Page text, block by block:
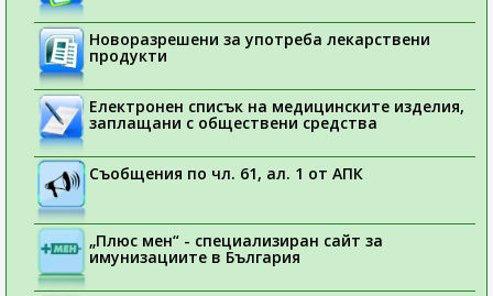
Новоразрешени за употреба лекарствени
продукти
Електронен списък на медицинските изделия,
заплащани с обществени средства
Съобщения по чл. 61, ал. 1 от АПК
„Плюс мен“ - специализиран сайт за
имунизациите в България